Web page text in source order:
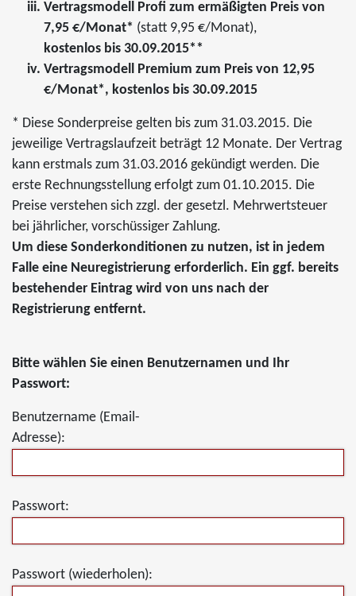
Vertragsmodell Profi zum ermäßigten Preis von
7,95 €/Monat* (statt 9,95 €/Monat),
kostenlos bis 30.09.2015**
Vertragsmodell Premium zum Preis von 12,95
€/Monat*, kostenlos bis 30.09.2015
* Diese Sonderpreise gelten bis zum 31.03.2015. Die
jeweilige Vertragslaufzeit beträgt 12 Monate. Der Vertrag
kann erstmals zum 31.03.2016 gekündigt werden. Die
erste Rechnungsstellung erfolgt zum 01.10.2015. Die
Preise verstehen sich zzgl. der gesetzl. Mehrwertsteuer
bei jährlicher, vorschüssiger Zahlung.
Um diese Sonderkonditionen zu nutzen, ist in jedem
Falle eine Neuregistrierung erforderlich. Ein ggf. bereits
bestehender Eintrag wird von uns nach der
Registrierung entfernt.
Bitte wählen Sie einen Benutzernamen und Ihr
Passwort:
Benutzername (Email-
Adresse):
Passwort:
Passwort (wiederholen):